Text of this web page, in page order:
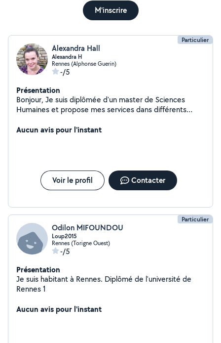
M'inscrire
Particulier
Alexandra Hall
Alexandra H
Rennes (Alphonse Guerin)
-/5
Présentation
Bonjour, Je suis diplômée d'un master de Sciences
Humaines et propose mes services dans différents
de la garde d'animaux.
Aucun avis pour l'instant
Voir le profil Contacter
Particulier
Odilon MIFOUNDOU
Loup2015
Rennes (Torigne Ouest)
-/5
Présentation
Je suis habitant à Rennes. Diplômé de l'université de
Rennes 1
Aucun avis pour l'instant